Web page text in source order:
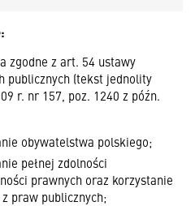
zgodne z art. 54 ustawy
publicznych (tekst jednolity
r. nr 157, poz. 1240 z późn.
obywatelstwa polskiego;
pełnej zdolności
prawnych oraz korzystanie
z praw publicznych;